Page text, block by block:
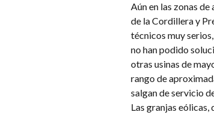
Aún en las zonas
de la Cordillera y
técnicos muy
no han podido
otras usinas de
rango de
salgan de servicio
Las granjas